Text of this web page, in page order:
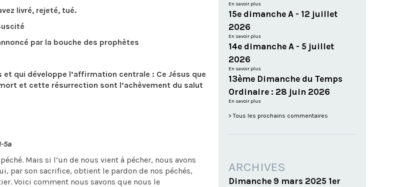
livré, rejeté, tué.
par la bouche des prophètes
qui développe l’affirmation centrale : Ce Jésus que
et cette résurrection sont l’achèvement du salut
5a
Mais si l’un de nous vient à pécher, nous avons
par son sacrifice, obtient le pardon de nos péchés,
Voici comment nous savons que nous le
En savoir plus
15e dimanche A - 12 juillet
2026
En savoir plus
14e dimanche A - 5 juillet
2026
En savoir plus
13ème Dimanche du Temps
Ordinaire : 28 juin 2026
En savoir plus
Tous les prochains commentaires
ARCHIVES
Dimanche 9 mars 2025 1er